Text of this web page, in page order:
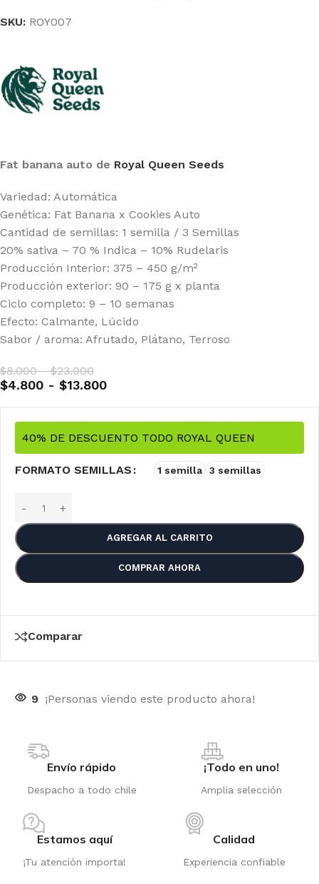
SKU: ROY007
Fat banana auto de Royal Queen Seeds
Variedad: Automática
Genética: Fat Banana x Cookies Auto
Cantidad de semillas: 1 semilla / 3 Semillas
20% sativa – 70 % Indica – 10% Rudelaris
Producción Interior: 375 – 450 g/m²
Producción exterior: 90 – 175 g x planta
Ciclo completo: 9 – 10 semanas
Efecto: Calmante, Lúcido
Sabor / aroma: Afrutado, Plátano, Terroso
$8.000 - $23.000
$4.800 - $13.800
40% DE DESCUENTO TODO ROYAL QUEEN
FORMATO SEMILLAS 1 semilla 3 semillas
AGREGAR AL CARRITO
COMPRAR AHORA
Comparar
9 ¡Personas viendo este producto ahora!
Envío rápido
Despacho a todo chile
¡Todo en uno!
Amplia selección
Estamos aquí
¡Tu atención importa!
Calidad
Experiencia confiable